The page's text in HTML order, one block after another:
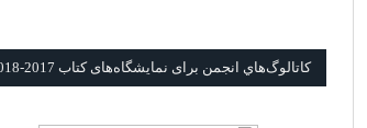
كاتالوگ‌هاي انجمن برای نمايشگاه‌های كتاب 2017-2018